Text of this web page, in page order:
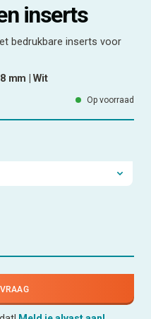
inserts
bedrukbare inserts voor
mm | Wit
Op voorraad